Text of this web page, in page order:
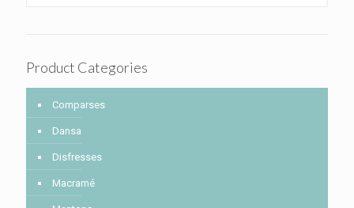
Product Categories
Comparses
Dansa
Disfresses
Macramé